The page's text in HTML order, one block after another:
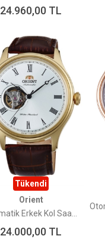
24.960,00 TL
Tükendi
Orient
Otomatik Erkek Kol Saati TAG00002W0
24.000,00 TL